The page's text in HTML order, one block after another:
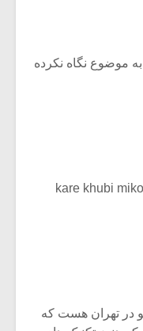
موضوع نگاه نکرده
kare khubi
در تهران هست که